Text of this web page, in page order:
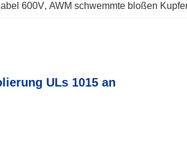
600V, AWM schwemmte bloßen
ULs 1015 an